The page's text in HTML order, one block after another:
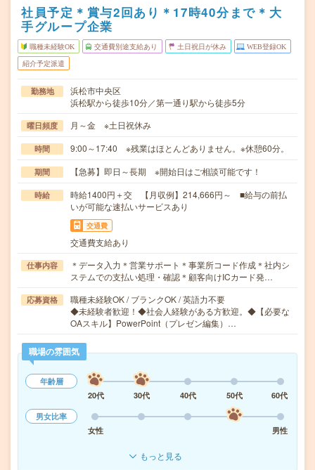
社員予定＊賞与2回あり＊17時40分まで＊大
手グループ企業
職種未経験OK 交通費別途支給あり 土日祝日が休み WEB登録OK
紹介予定派遣
勤務地
浜松市中央区
浜松駅から徒歩10分／第一通り駅から徒歩5分
曜日頻度 月～金 ※土日祝休み
時間 9:00～17:40 ※残業はほとんどありません。※休憩60分。
期間 【急募】即日～長期 ※開始日はご相談可能です！
時給
時給1400円＋交 【月収例】214,666円～ ■給与の前払
いが可能な速払いサービスあり
交通費
交通費支給あり
仕事内容
＊データ入力＊営業サポート＊事業所コード作成＊社内シ
ステムでの支払い処理・確認＊顧客向けICカード発…
応募資格
職種未経験OK / ブランクOK / 英語力不要
◆未経験者歓迎！◆社会人経験がある方歓迎。◆【必要な
OAスキル】PowerPoint（プレゼン編集）…
職場の雰囲気
年齢層
20代
30代 40代 50代
60代
男女比率
女性
男性
もっと見る